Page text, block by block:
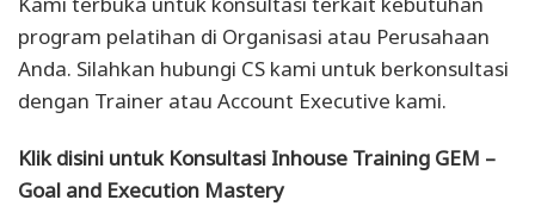
program pelatihan di Organisasi atau Perusahaan
Anda. Silahkan hubungi CS kami untuk berkonsultasi
dengan Trainer atau Account Executive kami.
Klik disini untuk Konsultasi Inhouse Training GEM –
Goal and Execution Mastery